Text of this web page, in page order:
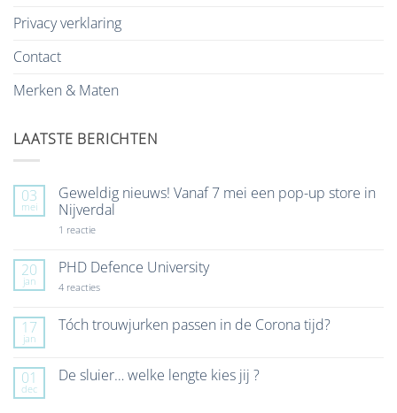
Privacy verklaring
Contact
Merken & Maten
LAATSTE BERICHTEN
03
mei
Geweldig nieuws! Vanaf 7 mei een pop-up store in
Nijverdal
1 reactieop
Vanaf
7
mei
up
store
20
jan
PHD Defence University
4 reactiesop
University
17
jan
Tóch trouwjurken passen in de Corona tijd?
Tóch
01
dec
De sluier… welke lengte kies jij ?